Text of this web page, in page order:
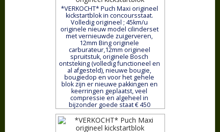
*VERKOCHT* Puch Maxi origineel
kickstartblok in concoursstaat.
Volledig origineel ; 45km/u
originele nieuw model cilinderset
met vernieuwde zuigerveren,
12mm Bing originele
carburateur,12mm origineel
spruitstuk, originele Bosch
ontsteking (volledig functioneel en
al afgesteld), nieuwe bougie,
bougiedop en voor het gehele
blok zijn er nieuwe pakkingen en
keerringen geplaatst, veel
compressie en algeheel in
bijzonder goede staat € 450